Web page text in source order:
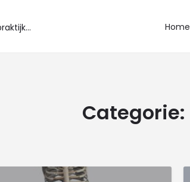
Home
Categorie: